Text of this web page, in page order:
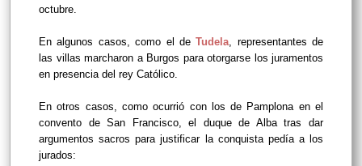
octubre.
En algunos casos, como el deTudela , representantes de
las villas marcharon a Burgos para otorgarse los juramentos
en presencia del rey Católico.
En otros casos, como ocurrió con los de Pamplona en el
convento de San Francisco, el duque de Alba tras dar
argumentos sacros para justificar la conquista pedía a los
jurados: